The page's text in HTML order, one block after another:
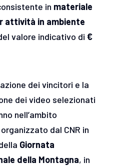
in materiale
attività in ambiente
valore indicativo di €
dei vincitori e la
dei video selezionati
nell’ambito
dal CNR in
Giornata
della Montagna, in